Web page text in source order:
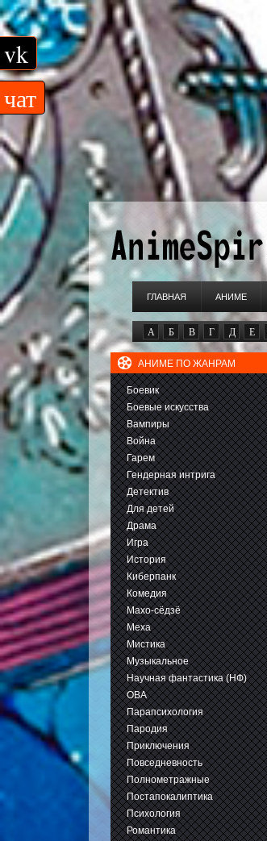
ГЛАВНАЯ АНИМЕ
А Б В Г Д Е
АНИМЕ ПО ЖАНРАМ
Боевик
Боевые искусства
Вампиры
Война
Гарем
Гендерная интрига
Детектив
Для детей
Драма
Игра
История
Киберпанк
Комедия
Махо-сёдзё
Меха
Мистика
Музыкальное
Научная фантастика (НФ)
ОВА
Парапсихология
Пародия
Приключения
Повседневность
Полнометражные
Постапокалиптика
Психология
Романтика
чат
vk